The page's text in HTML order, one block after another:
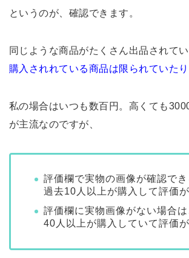
というのが、確認できます。
同じような商品がたくさん出品されてい
購入されれている商品は限られていたり
私の場合はいつも数百円。高くても
が主流なのですが、
評価欄で実物の画像が確認でき
過去10人以上が購入して評価
評価欄に実物画像がない場合
40人以上が購入していて評価